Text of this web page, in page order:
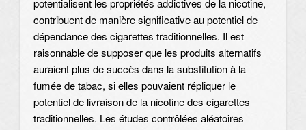
potentialisent les propriétés addictives de la nicotine,
contribuent de manière significative au potentiel de
dépendance des cigarettes traditionnelles. Il est
raisonnable de supposer que les produits alternatifs
auraient plus de succès dans la substitution à la
fumée de tabac, si elles pouvaient répliquer le
potentiel de livraison de la nicotine des cigarettes
traditionnelles. Les études contrôlées aléatoires